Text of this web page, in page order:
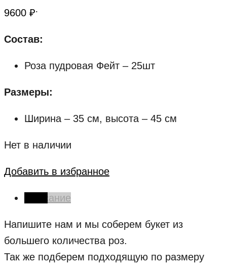
9600 ₽.
Состав:
Роза пудровая Фейт – 25шт
Размеры:
Ширина – 35 см, высота – 45 см
Нет в наличии
Добавить в избранное
Описание
Напишите нам и мы соберем букет из
большего количества роз.
Так же подберем подходящую по размеру